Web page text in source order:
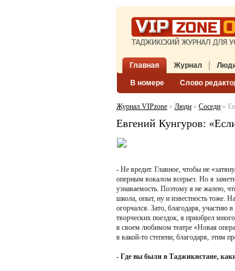
Главная Журнал
В номере Слово
Журнал VIPzone » Люди » Соседи »
Евгений Кунгуров:
- Не вредит. Главное, чтобы не
оперным вокалом всерьез. Но я
узнаваемость. Поэтому я не жалею,
школа, опыт, ну и известность тоже.
огорчался. Зато, благодаря, участию
творческих поездок, я приобрел
в своем любимом театре «Новая
в какой-то степени, благодаря, этим
- Где вы были в Таджикистане,